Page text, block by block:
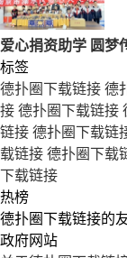
爱心捐资助学 圆梦
标签
德扑圈下载链接 德
接 德扑圈下载链接
链接 德扑圈下载链
载链接 德扑圈下载
下载链接
热榜
德扑圈下载链接的
政府网站